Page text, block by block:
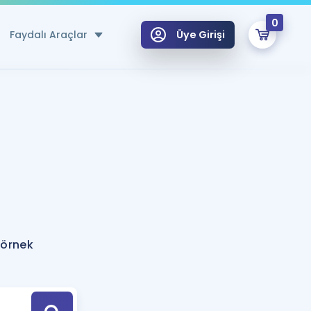
Faydalı Araçlar
Hesaplama Aracı
için Öneriler
Tek Takvimde
Üye Girişi
0